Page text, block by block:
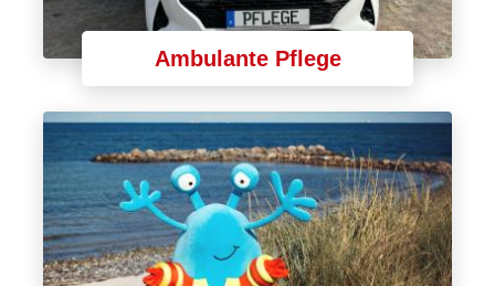
Ambulante Pflege